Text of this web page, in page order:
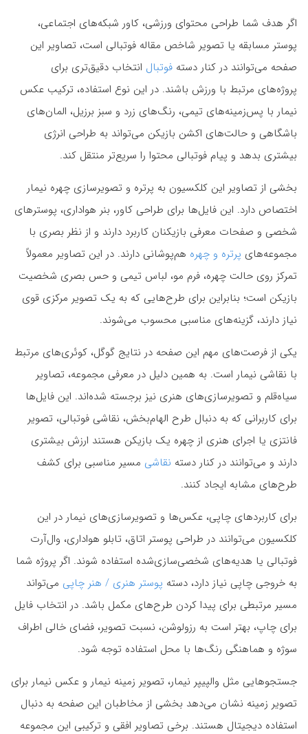
اگر هدف شما طراحی محتوای ورزشی، کاور شبکه‌های اجتماعی،
پوستر مسابقه یا تصویر شاخص مقاله فوتبالی است، تصاویر این
صفحه می‌توانند در کنار دسته فوتبال انتخاب دقیق‌تری برای
پروژه‌های مرتبط با ورزش باشند. در این نوع استفاده، ترکیب عکس
نیمار با پس‌زمینه‌های تیمی، رنگ‌های زرد و سبز برزیل، المان‌های
باشگاهی و حالت‌های اکشن بازیکن می‌تواند به طراحی انرژی
بیشتری بدهد و پیام فوتبالی محتوا را سریع‌تر منتقل کند.
بخشی از تصاویر این کلکسیون به پرتره و تصویرسازی چهره نیمار
اختصاص دارد. این فایل‌ها برای طراحی کاور، بنر هواداری، پوسترهای
شخصی و صفحات معرفی بازیکنان کاربرد دارند و از نظر بصری با
مجموعه‌های پرتره و چهره هم‌پوشانی دارند. در این تصاویر معمولاً
تمرکز روی حالت چهره، فرم مو، لباس تیمی و حس بصری شخصیت
بازیکن است؛ بنابراین برای طرح‌هایی که به یک تصویر مرکزی قوی
نیاز دارند، گزینه‌های مناسبی محسوب می‌شوند.
یکی از فرصت‌های مهم این صفحه در نتایج گوگل، کوئری‌های مرتبط
با نقاشی نیمار است. به همین دلیل در معرفی مجموعه، تصاویر
سیاه‌قلم و تصویرسازی‌های هنری نیز برجسته شده‌اند. این فایل‌ها
برای کاربرانی که به دنبال طرح الهام‌بخش، نقاشی فوتبالی، تصویر
فانتزی یا اجرای هنری از چهره یک بازیکن هستند ارزش بیشتری
دارند و می‌توانند در کنار دسته نقاشی مسیر مناسبی برای کشف
طرح‌های مشابه ایجاد کنند.
برای کاربردهای چاپی، عکس‌ها و تصویرسازی‌های نیمار در این
کلکسیون می‌توانند در طراحی پوستر اتاق، تابلو هواداری، وال‌آرت
فوتبالی یا هدیه‌های شخصی‌سازی‌شده استفاده شوند. اگر پروژه شما
به خروجی چاپی نیاز دارد، دسته پوستر هنری / هنر چاپی می‌تواند
مسیر مرتبطی برای پیدا کردن طرح‌های مکمل باشد. در انتخاب فایل
برای چاپ، بهتر است به رزولوشن، نسبت تصویر، فضای خالی اطراف
سوژه و هماهنگی رنگ‌ها با محل استفاده توجه شود.
جستجوهایی مثل والپیپر نیمار، تصویر زمینه نیمار و عکس نیمار برای
تصویر زمینه نشان می‌دهد بخشی از مخاطبان این صفحه به دنبال
استفاده دیجیتال هستند. برخی تصاویر افقی و ترکیبی این مجموعه